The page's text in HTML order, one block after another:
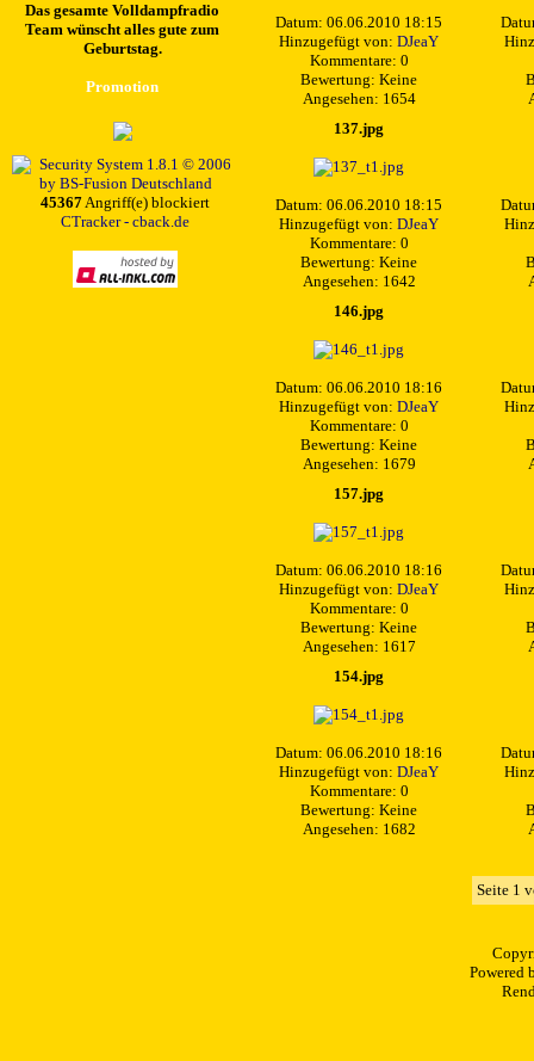
Das gesamte Volldampfradio
Team wünscht alles gute zum
Geburtstag.
Promotion
45367Angriff(e) blockiert
CTracker - cback.de
Datum: 06.06.2010 18:15
Hinzugefügt von: DJeaY
Kommentare: 0
Bewertung: Keine
Angesehen: 1654
137.jpg
Datum: 06.06.2010 18:15
Hinzugefügt von: DJeaY
Kommentare: 0
Bewertung: Keine
Angesehen: 1642
146.jpg
Datum: 06.06.2010 18:16
Hinzugefügt von: DJeaY
Kommentare: 0
Bewertung: Keine
Angesehen: 1679
157.jpg
Datum: 06.06.2010 18:16
Hinzugefügt von: DJeaY
Kommentare: 0
Bewertung: Keine
Angesehen: 1617
154.jpg
Datum: 06.06.2010 18:16
Hinzugefügt von: DJeaY
Kommentare: 0
Bewertung: Keine
Angesehen: 1682
Seite 1
Powered